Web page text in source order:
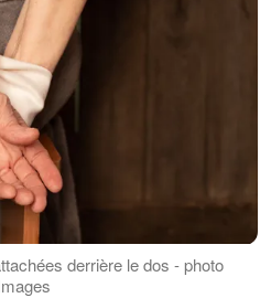
derrière le dos - photo